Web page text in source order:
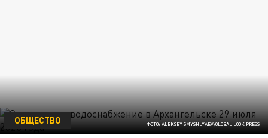
ФОТО: ALEKSEY SMYSHLYAEV/GLOBAL LOOK PRESS
ОБЩЕСТВО